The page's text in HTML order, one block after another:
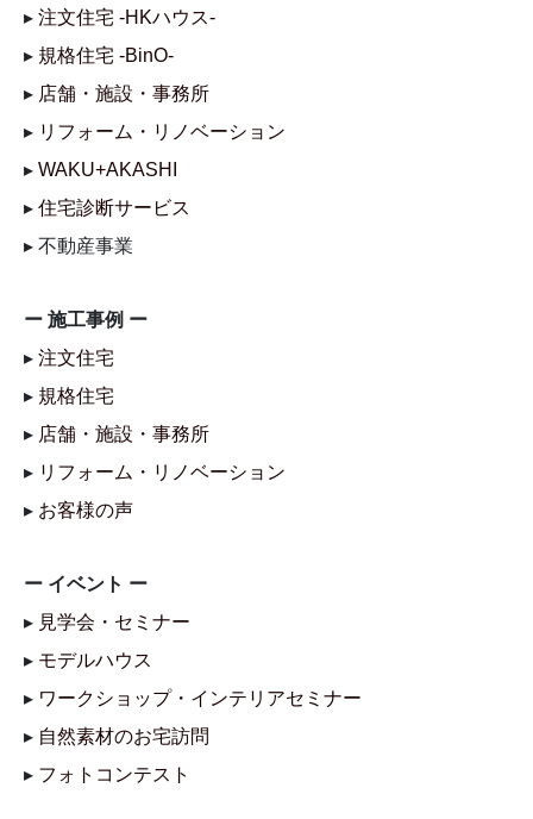
▸ 注文住宅 -HKハウス-
▸ 規格住宅 -BinO-
▸ 店舗・施設・事務所
▸ リフォーム・リノベーション
▸ WAKU+AKASHI
▸ 住宅診断サービス
▸ 不動産事業
ー 施工事例 ー
▸ 注文住宅
▸ 規格住宅
▸ 店舗・施設・事務所
▸ リフォーム・リノベーション
▸ お客様の声
ー イベント ー
▸ 見学会・セミナー
▸ モデルハウス
▸ ワークショップ・インテリアセミナー
▸ 自然素材のお宅訪問
▸ フォトコンテスト